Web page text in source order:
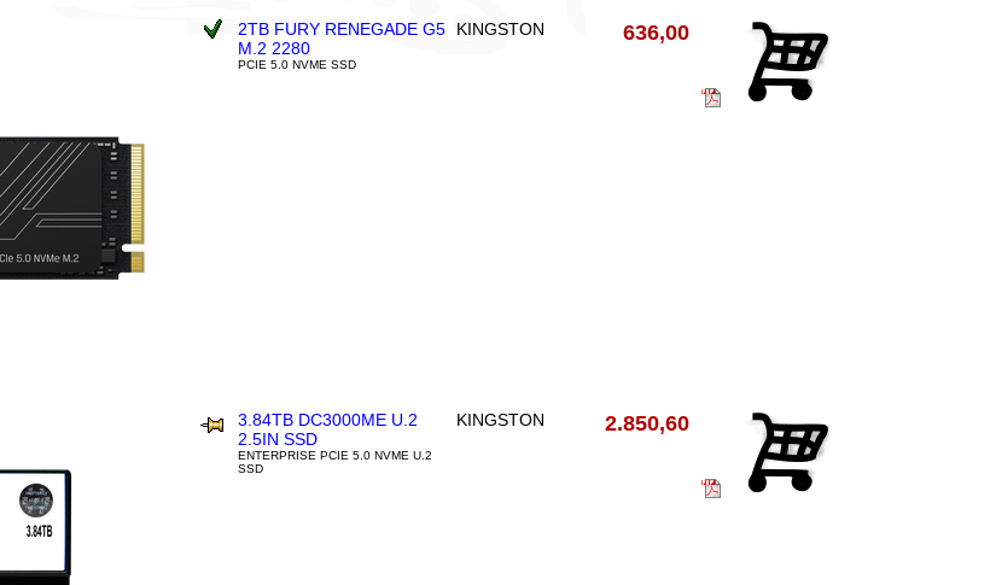
2TB FURY RENEGADE G5
M.2 2280
PCIE 5.0 NVME SSD
KINGSTON 636,00
3.84TB DC3000ME U.2
2.5IN SSD
ENTERPRISE PCIE 5.0 NVME U.2
SSD
KINGSTON 2.850,60